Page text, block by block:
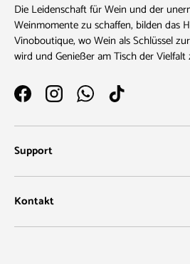
Die Leidenschaft für Wein und der
Weinmomente zu schaffen, bilden das
Vinoboutique, wo Wein als Schlüssel
wird und Genießer am Tisch der
FacebookInstagramWhatsAppTikTok
Support
Kontakt